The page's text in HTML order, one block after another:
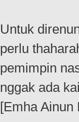
Untuk
perlu
pemimpin
nggak ada
[Emha Ainun